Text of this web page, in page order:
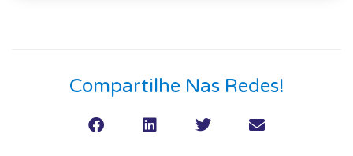
Compartilhe Nas Redes!